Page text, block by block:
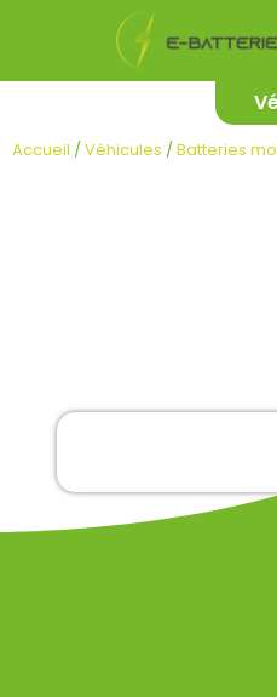
Accueil /Véhicules /Batteries